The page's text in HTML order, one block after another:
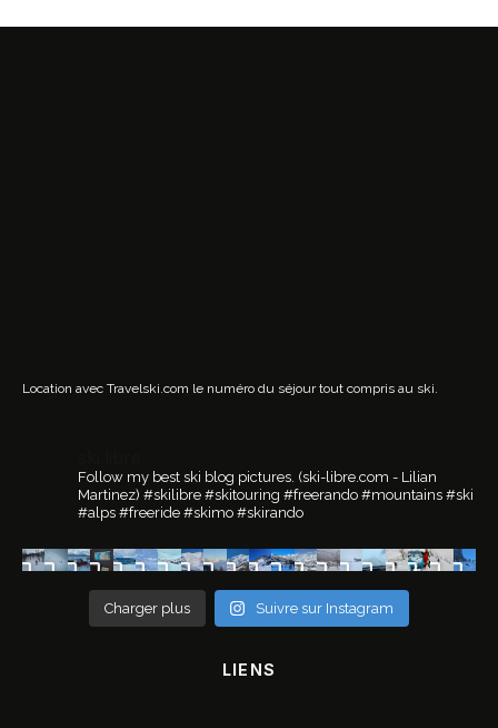
Location avec Travelski.com le numéro du séjour tout compris au ski.
Follow my best ski blog pictures. (ski-libre.com - Lilian
Martinez) #skilibre #skitouring #freerando #mountains #ski
#alps #freeride #skimo #skirando
Charger plus Suivre sur Instagram
LIENS